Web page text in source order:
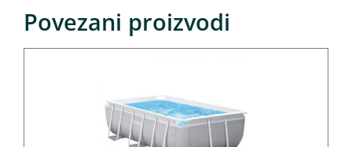
Povezani proizvodi